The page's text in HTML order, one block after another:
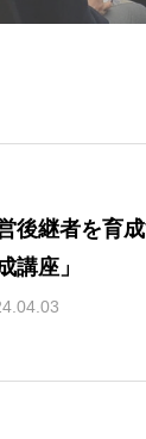
後継者を育
講座」